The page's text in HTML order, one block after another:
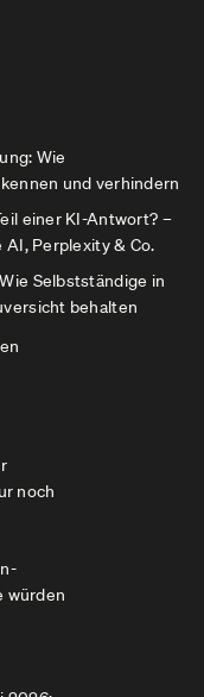
Wie
und verhindern
einer KI-Antwort? –
AI, Perplexity & Co.
Selbstständige in
behalten
noch
würden